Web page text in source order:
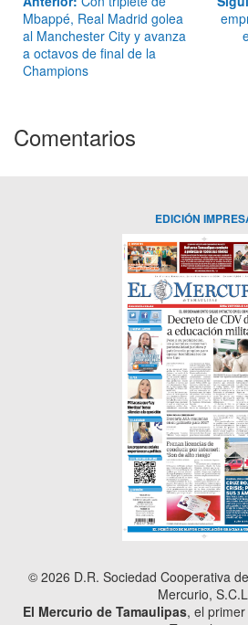
Mbappé, Real Madrid golea
al Manchester City y avanza
a octavos de final de la
Champions
Comentarios
EDICIÓN
© 2026 D.R. Sociedad Cooperativa
Mercurio,
El Mercurio de Tamaulipas, el